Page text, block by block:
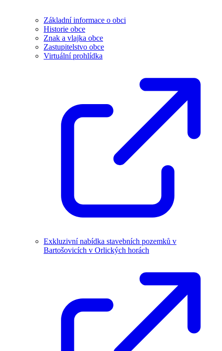
Základní informace o obci
Historie obce
Znak a vlajka obce
Zastupitelstvo obce
Virtuální prohlídka
Exkluzivní nabídka stavebních pozemků v
Bartošovicích v Orlických horách